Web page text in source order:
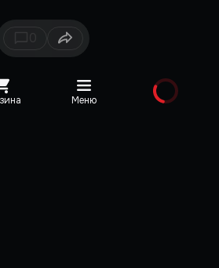
Меню